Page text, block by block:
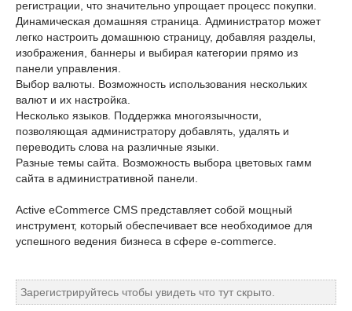
регистрации, что значительно упрощает процесс покупки.
Динамическая домашняя страница. Администратор может
легко настроить домашнюю страницу, добавляя разделы,
изображения, баннеры и выбирая категории прямо из
панели управления.
Выбор валюты. Возможность использования нескольких
валют и их настройка.
Несколько языков. Поддержка многоязычности,
позволяющая администратору добавлять, удалять и
переводить слова на различные языки.
Разные темы сайта. Возможность выбора цветовых гамм
сайта в административной панели.
Active eCommerce CMS представляет собой мощный
инструмент, который обеспечивает все необходимое для
успешного ведения бизнеса в сфере e-commerce.
Зарегистрируйтесь чтобы увидеть что тут скрыто.